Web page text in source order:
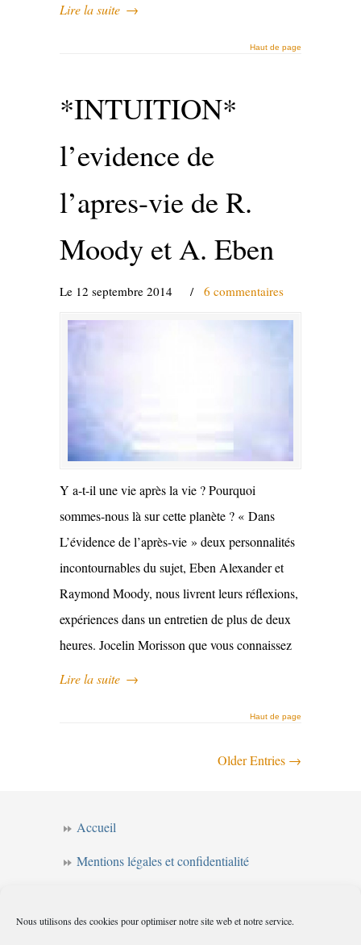
Nous utilisons des cookies pour optimiser notre site web et notre service.
Lire la suite →
Haut de page
*INTUITION*
l’evidence de
l’apres-vie de R.
Moody et A. Eben
Le 12 septembre 2014 / 6 commentaires
Y a-t-il une vie après la vie ? Pourquoi
sommes-nous là sur cette planète ? « Dans
L’évidence de l’après-vie » deux personnalités
incontournables du sujet, Eben Alexander et
Raymond Moody, nous livrent leurs réflexions,
expériences dans un entretien de plus de deux
heures. Jocelin Morisson que vous connaissez
Lire la suite →
Haut de page
Older Entries →
Accueil
Mentions légales et confidentialité
Forum de l’intuition